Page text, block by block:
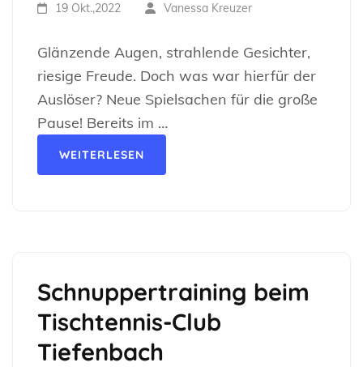
19 Okt.,2022 Vanessa Kreuzer
Glänzende Augen, strahlende Gesichter,
riesige Freude. Doch was war hierfür der
Auslöser? Neue Spielsachen für die große
Pause! Bereits im …
WEITERLESEN
Schnuppertraining beim
Tischtennis-Club
Tiefenbach